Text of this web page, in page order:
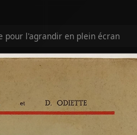
pour l'agrandir en plein écran